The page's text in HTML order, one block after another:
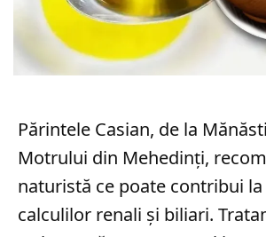
Părintele Casian, de la
Motrului din Mehedinți,
naturistă ce poate contribui
calculilor renali și biliari.